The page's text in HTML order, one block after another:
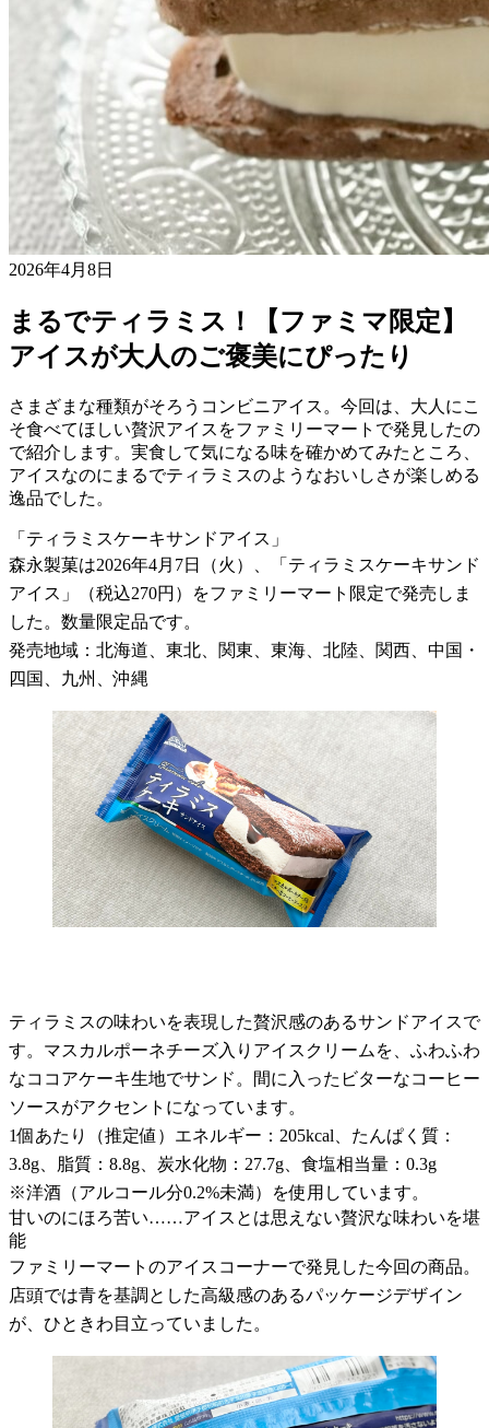
2026年4月8日
まるでティラミス！【ファミマ限定】
アイスが大人のご褒美にぴったり
さまざまな種類がそろうコンビニアイス。今回は、大人にこ
そ食べてほしい贅沢アイスをファミリーマートで発見したの
で紹介します。実食して気になる味を確かめてみたところ、
アイスなのにまるでティラミスのようなおいしさが楽しめる
逸品でした。
「ティラミスケーキサンドアイス」
森永製菓は2026年4月7日（火）、「ティラミスケーキサンド
アイス」（税込270円）をファミリーマート限定で発売しま
した。数量限定品です。
発売地域：北海道、東北、関東、東海、北陸、関西、中国・
四国、九州、沖縄
ティラミスの味わいを表現した贅沢感のあるサンドアイスで
す。マスカルポーネチーズ入りアイスクリームを、ふわふわ
なココアケーキ生地でサンド。間に入ったビターなコーヒー
ソースがアクセントになっています。
1個あたり（推定値）エネルギー：205kcal、たんぱく質：
3.8g、脂質：8.8g、炭水化物：27.7g、食塩相当量：0.3g
※洋酒（アルコール分0.2%未満）を使用しています。
甘いのにほろ苦い……アイスとは思えない贅沢な味わいを堪
能
ファミリーマートのアイスコーナーで発見した今回の商品。
店頭では青を基調とした高級感のあるパッケージデザイン
が、ひときわ目立っていました。